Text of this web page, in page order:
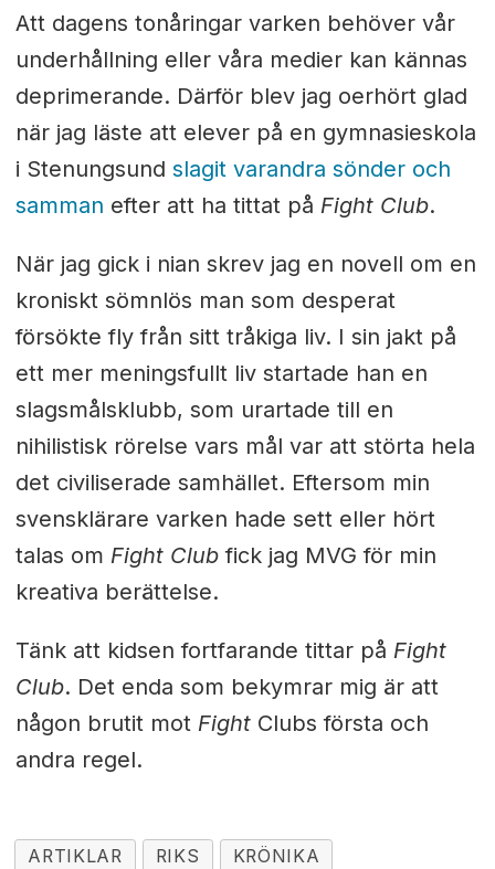
Att dagens tonåringar varken behöver vår
underhållning eller våra medier kan kännas
deprimerande. Därför blev jag oerhört glad
när jag läste att elever på en gymnasieskola
i Stenungsund slagit varandra sönder och
samman efter att ha tittat på Fight Club.
När jag gick i nian skrev jag en novell om en
kroniskt sömnlös man som desperat
försökte fly från sitt tråkiga liv. I sin jakt på
ett mer meningsfullt liv startade han en
slagsmålsklubb, som urartade till en
nihilistisk rörelse vars mål var att störta hela
det civiliserade samhället. Eftersom min
svensklärare varken hade sett eller hört
talas om Fight Clubfick jag MVG för min
kreativa berättelse.
Tänk att kidsen fortfarande tittar på Fight
Club. Det enda som bekymrar mig är att
någon brutit mot Fight Clubs första och
andra regel.
ARTIKLAR RIKS KRÖNIKA